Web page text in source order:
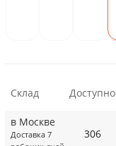
Склад Доступно
в Москве
Доставка 7
306